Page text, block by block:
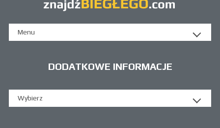
Menu
DODATKOWE INFORMACJE
Wybierz